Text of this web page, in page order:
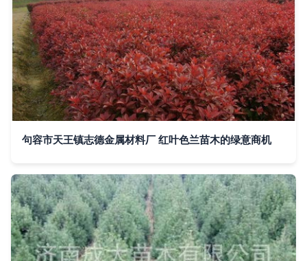
句容市天王镇志德金属材料厂 红叶色兰苗木的绿意商机